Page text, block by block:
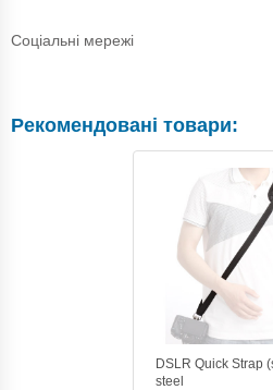
Соціальні мережі
Рекомендовані товари:
DSLR Quick Strap
steel